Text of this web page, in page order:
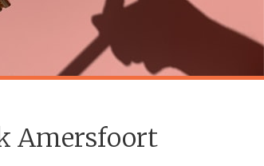
Amersfoort